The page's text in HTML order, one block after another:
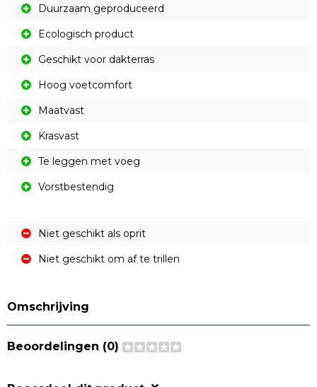
Duurzaam geproduceerd
Ecologisch product
Geschikt voor dakterras
Hoog voetcomfort
Maatvast
Krasvast
Te leggen met voeg
Vorstbestendig
Niet geschikt als oprit
Niet geschikt om af te trillen
Omschrijving
Beoordelingen (0)